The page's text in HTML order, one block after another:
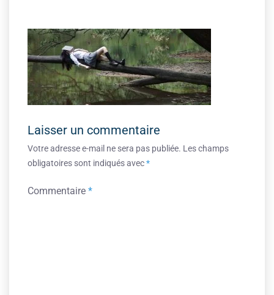
Laisser un commentaire
Votre adresse e-mail ne sera pas publiée. Les champs
obligatoires sont indiqués avec*
Commentaire *